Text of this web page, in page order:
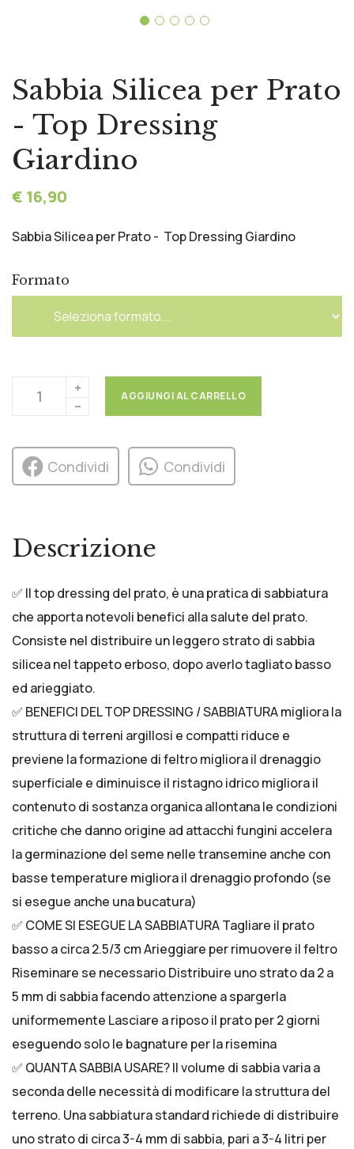
Sabbia Silicea per Prato
- Top Dressing
Giardino
€ 16,90
Sabbia Silicea per Prato - Top Dressing Giardino
Formato
AGGIUNGI AL CARRELLO
Condividi Condividi
Descrizione
✅ Il top dressing del prato, è una pratica di sabbiatura
che apporta notevoli benefici alla salute del prato.
Consiste nel distribuire un leggero strato di sabbia
silicea nel tappeto erboso, dopo averlo tagliato basso
ed arieggiato.
✅ BENEFICI DEL TOP DRESSING / SABBIATURA migliora la
struttura di terreni argillosi e compatti riduce e
previene la formazione di feltro migliora il drenaggio
superficiale e diminuisce il ristagno idrico migliora il
contenuto di sostanza organica allontana le condizioni
critiche che danno origine ad attacchi fungini accelera
la germinazione del seme nelle transemine anche con
basse temperature migliora il drenaggio profondo (se
si esegue anche una bucatura)
✅ COME SI ESEGUE LA SABBIATURA Tagliare il prato
basso a circa 2.5/3 cm Arieggiare per rimuovere il feltro
Riseminare se necessario Distribuire uno strato da 2 a
5 mm di sabbia facendo attenzione a spargerla
uniformemente Lasciare a riposo il prato per 2 giorni
eseguendo solo le bagnature per la risemina
✅ QUANTA SABBIA USARE? Il volume di sabbia varia a
seconda delle necessità di modificare la struttura del
terreno. Una sabbiatura standard richiede di distribuire
uno strato di circa 3-4 mm di sabbia, pari a 3-4 litri per